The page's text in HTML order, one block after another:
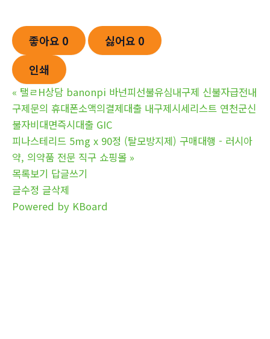
좋아요 0 싫어요 0
인쇄
« 탤ㄹH상담 banonpi 바넌피선불유심내구제 신불자급전내
구제문의 휴대폰소액의결제대출 내구제시세리스트 연천군신
불자비대면즉시대출 GIC
피나스테리드 5mg x 90정 (탈모방지제) 구매대행 - 러시아
약, 의약품 전문 직구 쇼핑몰 »
목록보기 답글쓰기
글수정 글삭제
Powered by KBoard